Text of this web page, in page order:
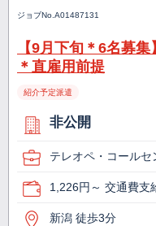
ジョブNo. A01487131
【9月下旬＊6名募
＊直雇用前提
紹介予定派遣
非公開
テレオペ・コールセ
1,226円～ 交通費支
新潟 徒歩3分